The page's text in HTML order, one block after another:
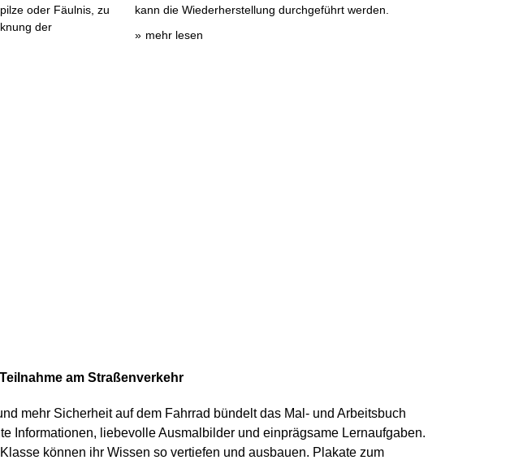
oder Fäulnis, zu
der
kann die Wiederherstellung durchgeführt werden.
mehr lesen
am Straßenverkehr
mehr Sicherheit auf dem Fahrrad bündelt das Mal- und Arbeitsbuch
Informationen, liebevolle Ausmalbilder und einprägsame Lernaufgaben.
können ihr Wissen so vertiefen und ausbauen. Plakate zum